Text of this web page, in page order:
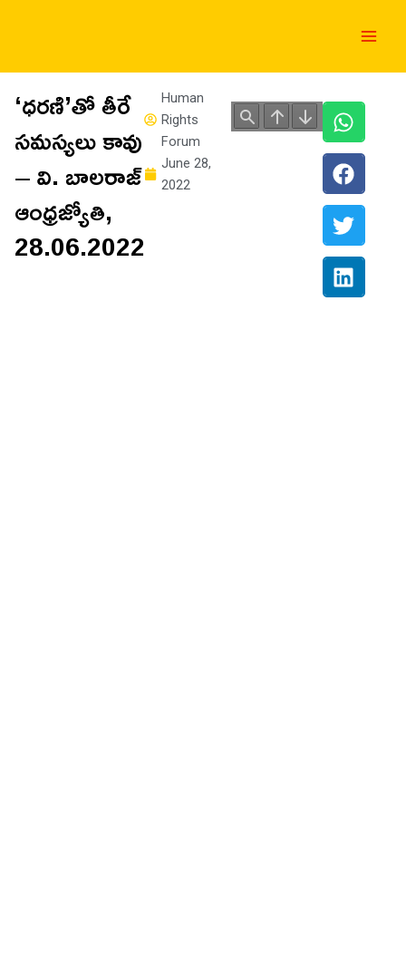
‘ధరణి’తో తీరే
సమస్యలు కావు
– వి. బాలరాజ్‌
ఆంధ్రజ్యోతి,
28.06.2022
Human
Rights
Forum
June 28,
2022